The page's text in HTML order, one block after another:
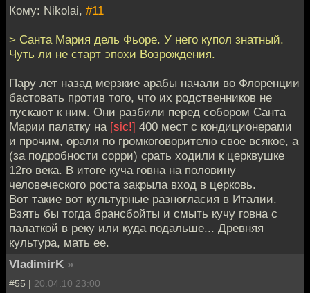
Кому: Nikolai, #11
> Санта Мария дель Фьоре. У него купол знатный.
Чуть ли не старт эпохи Возрождения.
Пару лет назад мерзкие арабы начали во Флоренции
бастовать против того, что их родственников не
пускают к ним. Они разбили перед собором Санта
Марии палатку на [sic!] 400 мест с кондиционерами
и прочим, орали по громкоговорителю свое всякое, а
(за подробности сорри) срать ходили к церквушке
12го века. В итоге куча говна на половину
человеческого роста закрыла вход в церковь.
Вот такие вот культурные разногласия в Италии.
Взять бы тогда брансбойты и смыть кучу говна с
палаткой в реку или куда подальше... Древняя
культура, мать ее.
VladimirK »
#55 | 20.04.10 23:00